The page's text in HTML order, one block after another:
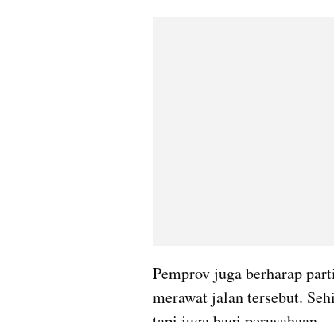
Pemprov juga berharap
merawat jalan tersebut.